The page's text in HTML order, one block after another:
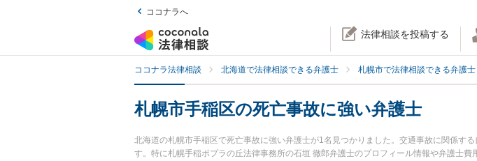
ココナラへ
法律相談を投稿する
ココナラ法律相談 北海道で法律相談できる弁護士 札幌市で法律相談できる弁護士
札幌市手稲区の死亡事故に強い弁護士
北海道の札幌市手稲区で死亡事故に強い弁護士が1名見つかりました。交通事故に関係す
す。特に札幌手稲ポプラの丘法律事務所の石垣 徹郎弁護士のプロフィール情報や弁護士